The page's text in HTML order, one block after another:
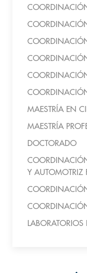
MAESTRÍA EN
MAESTRÍA
DOCTORADO
Y AUTOMOTRIZ
LABORATORIOS